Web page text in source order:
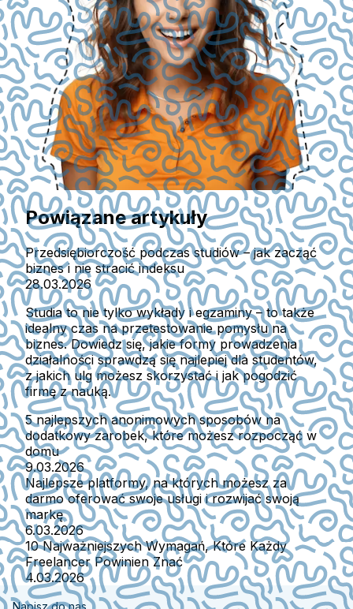
Powiązane artykuły
Przedsiębiorczość podczas studiów – jak zacząć
biznes i nie stracić indeksu
28.03.2026
Studia to nie tylko wykłady i egzaminy – to także
idealny czas na przetestowanie pomysłu na
biznes. Dowiedz się, jakie formy prowadzenia
działalności sprawdzą się najlepiej dla studentów,
z jakich ulg możesz skorzystać i jak pogodzić
firmę z nauką.
5 najlepszych anonimowych sposobów na
dodatkowy zarobek, które możesz rozpocząć w
domu
9.03.2026
Najlepsze platformy, na których możesz za
darmo oferować swoje usługi i rozwijać swoją
markę
6.03.2026
10 Najważniejszych Wymagań, Które Każdy
Freelancer Powinien Znać
4.03.2026
Napisz do nas